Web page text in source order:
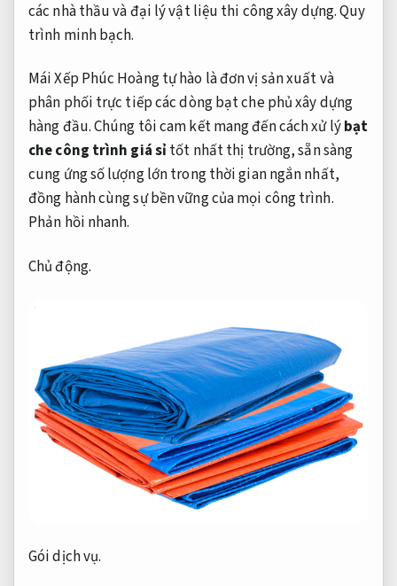
các nhà thầu và đại lý vật liệu thi công xây dựng.Quy
trình minh bạch.
Mái Xếp Phúc Hoàng tự hào là đơn vị sản xuất và
phân phối trực tiếp các dòng bạt che phủ xây dựng
hàng đầu. Chúng tôi cam kết mang đến cách xử lýbạt
che công trình giá sỉ tốt nhất thị trường, sẵn sàng
cung ứng số lượng lớn trong thời gian ngắn nhất,
đồng hành cùng sự bền vững của mọi công trình.
Phản hồi nhanh.
Chủ động.
Gói dịch vụ.